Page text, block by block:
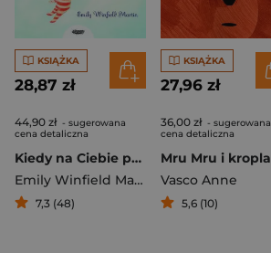
KSIĄŻKA
28,87 zł
44,90 zł - sugerowana
cena detaliczna
Kiedy na Ciebie patrzę
Emily Winfield Martin
7,3 (48)
KSIĄŻKA
27,96 zł
36,00 zł - sugerowana
cena detaliczna
Vasco Anne
5,6 (10)